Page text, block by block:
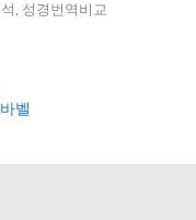
, 성경번역비교
벨